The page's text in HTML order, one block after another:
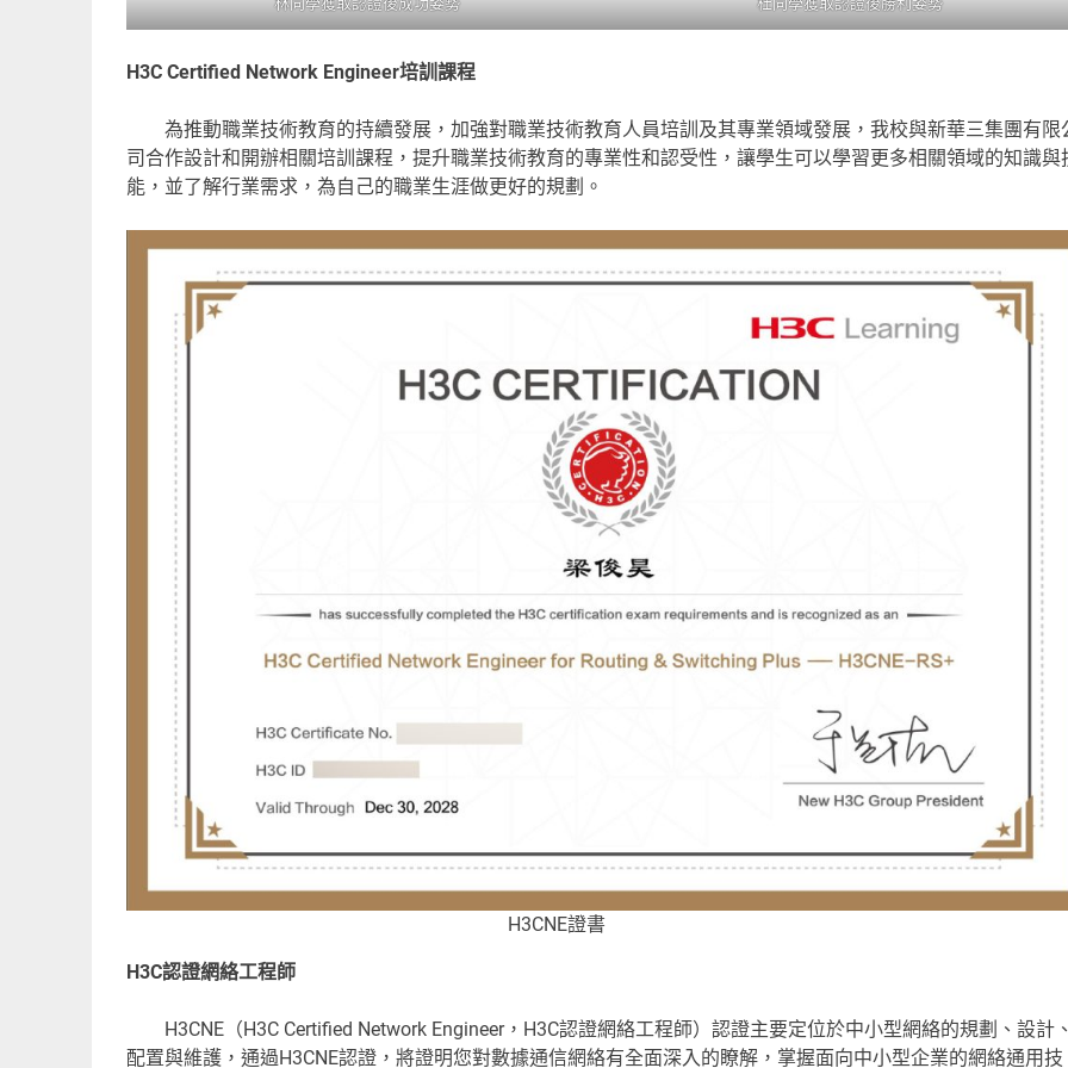
H3C Certified Network Engineer培訓課程
為推動職業技術教育的持續發展，加強對職業技術教育人員培訓及其專業領域發展，我校與新華三集團有限
司合作設計和開辦相關培訓課程，提升職業技術教育的專業性和認受性，讓學生可以學習更多相關領域的知識與
能，並了解行業需求，為自己的職業生涯做更好的規劃。
H3CNE證書
H3C認證網絡工程師
H3CNE（H3C Certified Network Engineer，H3C認證網絡工程師）認證主要定位於中小型網絡的規劃、設計
配置與維護，通過H3CNE認證，將證明您對數據通信網絡有全面深入的瞭解，掌握面向中小型企業的網絡通用技